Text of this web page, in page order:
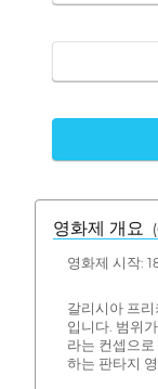
영화제 개요
영화제 시작:
갈리시아 프
입니다. 범위
라는 컨셉으
하는 판타지